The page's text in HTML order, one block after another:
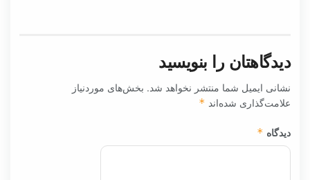
دیدگاهتان را بنویسید
نشانی ایمیل شما منتشر نخواهد شد. بخش‌های موردنیاز
علامت‌گذاری شده‌اند *
دیدگاه *